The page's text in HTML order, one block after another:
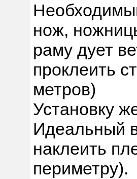
нож,
раму дует
проклеить
метров)
Установку
Идеальный
наклеить
периметру).